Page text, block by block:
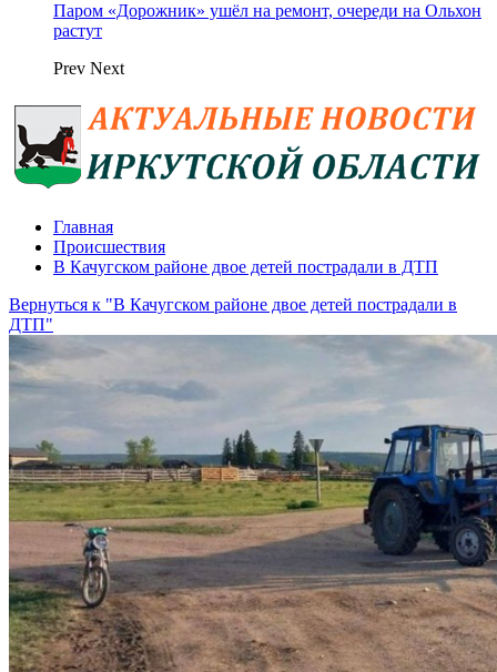
Паром «Дорожник» ушёл на ремонт, очереди на Ольхон
растут
Prev Next
Главная
Происшествия
В Качугском районе двое детей пострадали в ДТП
Вернуться к "В Качугском районе двое детей пострадали в
ДТП"